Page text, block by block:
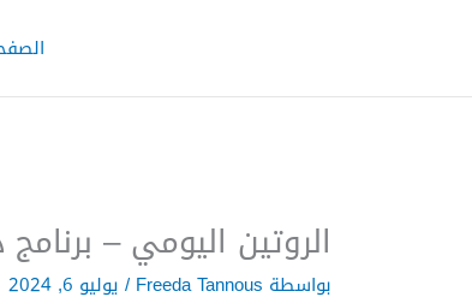
الروتين اليومي –
بواسطة Freeda Tannous
/ يوليو 6, 2024